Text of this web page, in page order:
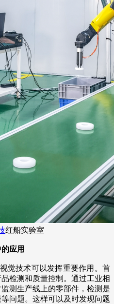
红船实验室
应用
技术可以发挥重要作用。首
检测和质量控制。通过工业相
测生产线上的零部件，检测是
问题。这样可以及时发现问题